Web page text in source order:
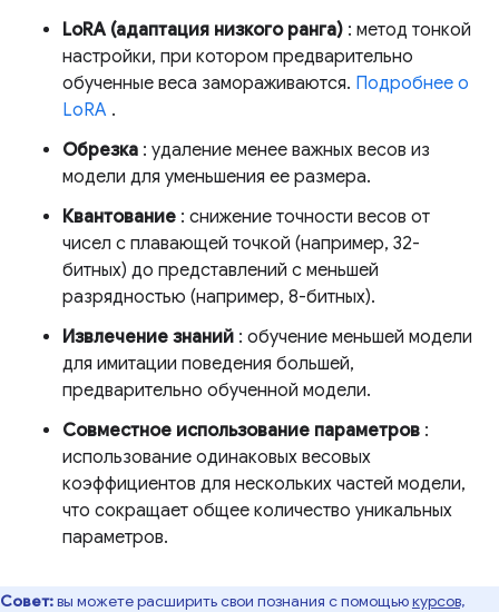
LoRA (адаптация низкого ранга) : метод тонкой
настройки, при котором предварительно
обученные веса замораживаются. Подробнее о
LoRA .
Обрезка : удаление менее важных весов из
модели для уменьшения ее размера.
Квантование : снижение точности весов от
чисел с плавающей точкой (например, 32-
битных) до представлений с меньшей
разрядностью (например, 8-битных).
Извлечение знаний : обучение меньшей модели
для имитации поведения большей,
предварительно обученной модели.
Совместное использование параметров :
использование одинаковых весовых
коэффициентов для нескольких частей модели,
что сокращает общее количество уникальных
параметров.
Совет:вы можете расширить свои познания с помощьюкурсов,